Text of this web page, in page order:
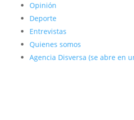
Opinión
Deporte
Entrevistas
Quienes somos
Agencia Disversa (se abre en